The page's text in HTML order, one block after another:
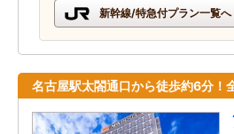
新幹線/特急付プラン一覧へ
名古屋駅太閤通口から徒歩約6分！